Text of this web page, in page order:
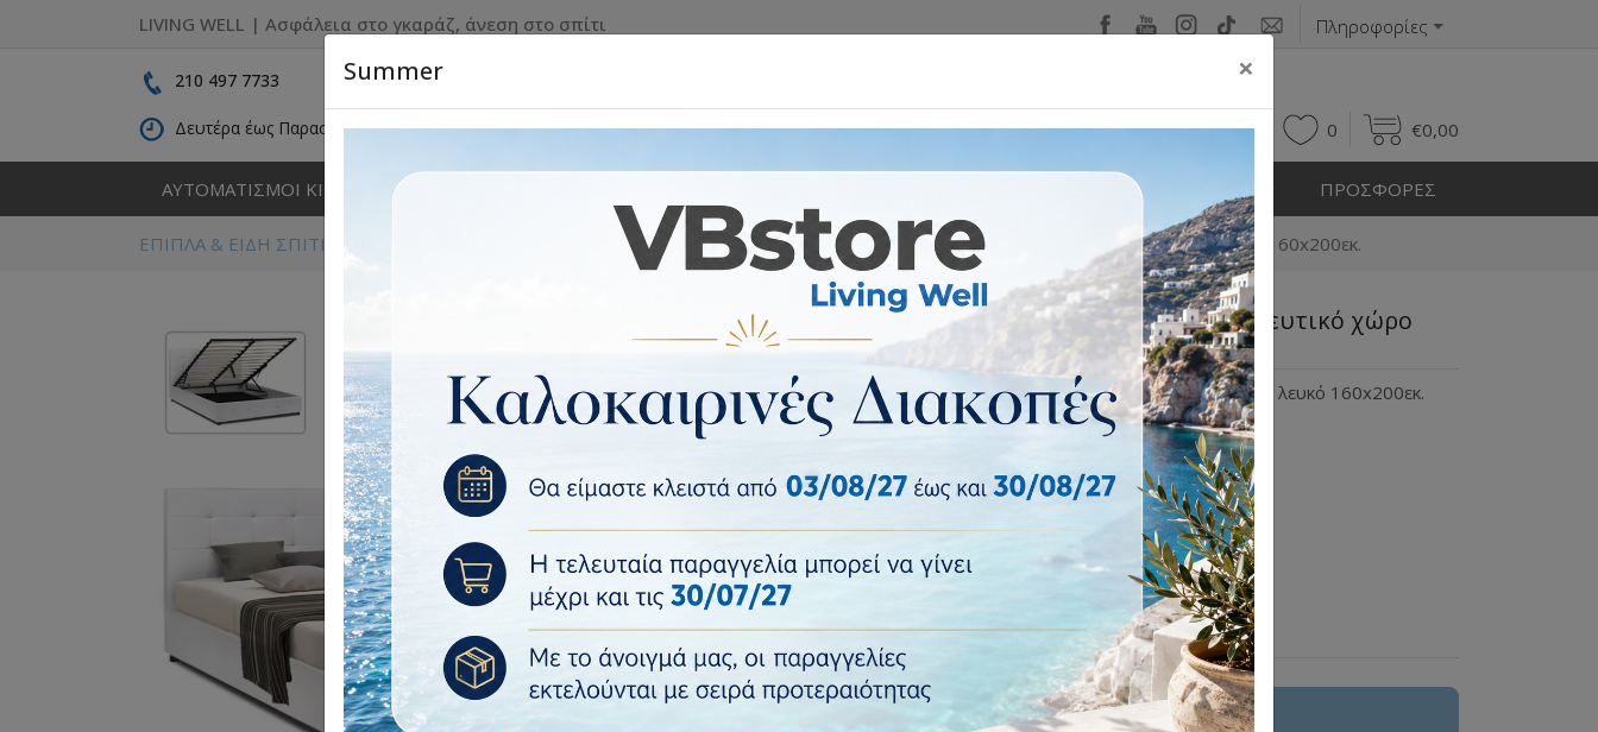
LIVING WELL | Ασφάλεια στο γκαράζ, άνεση στο σπίτι Πληροφορίες
210 497 7733
Δευτέρα έως Παρασκευή: 09:00 - 16:30 0 0 €0,00
ΑΥΤΟΜΑΤΙΣΜΟΙ ΚΙΝΗΣΗΣ ΕΙΔΗ ΕΞΩΤΕΡΙΚΟΥ ΧΩΡΟΥ ΠΡΟΣΦΟΡΕΣ
ΕΠΙΠΛΑ & ΕΙΔΗ ΣΠΙΤΙΟΥ Κρεβάτι Iro Megapap από τεχνόδερμα με αποθηκευτικό χώρο χρώμα λευκό 160x200εκ.
Κρεβάτι Iro Megapap από τεχνόδερμα με αποθηκευτικό χώρο
χρώμα λευκό 160x200εκ.
Κρεβάτι Iro Megapap από τεχνόδερμα με αποθηκευτικό χώρο χρώμα λευκό 160x200εκ.
4 έως 10 ημέρες
Κατασκευαστής:
Megapap
Κωδικός vbstore:
GP002-0002,2
Τιμή:
€360,00 €295,00
Ποσότητα:
Προσθήκη στο καλάθι
Summer ×